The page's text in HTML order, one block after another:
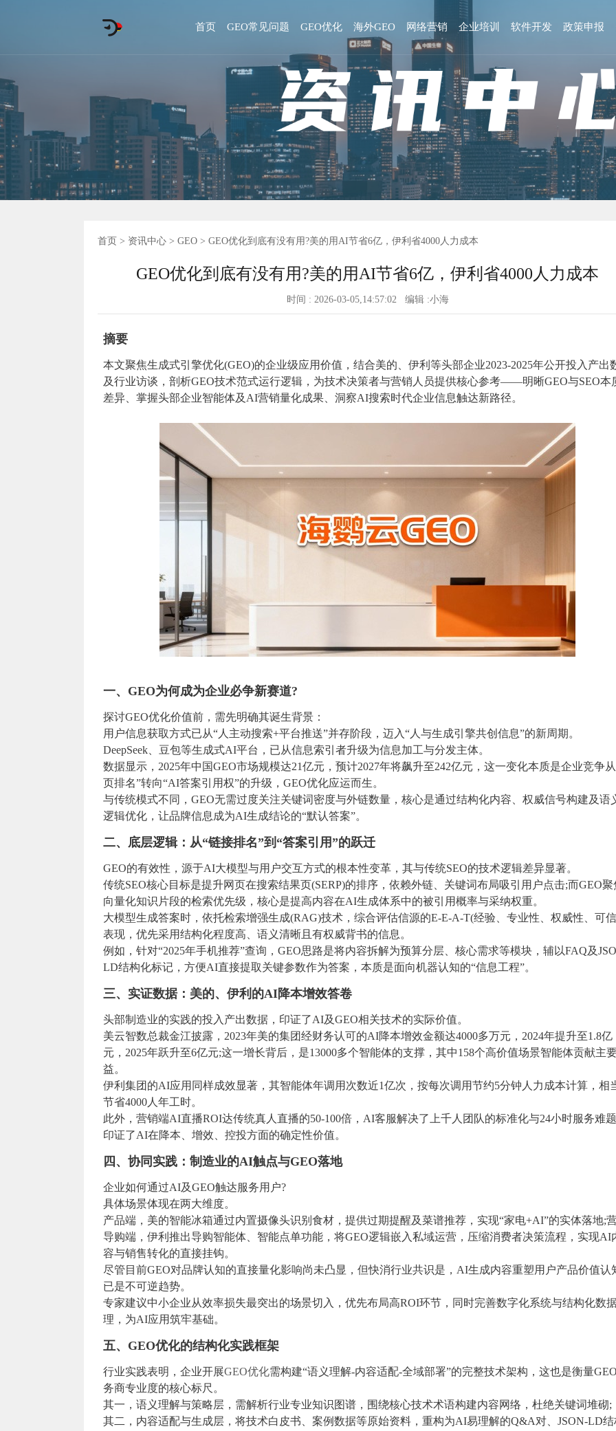
首页 GEO常见问题 GEO优化 海外GEO 网络营销 企业培训 软件开发 政策申报
首页 > 资讯中心 > GEO > GEO优化到底有没有用?美的用AI节省6亿，伊利省4000人力成本
GEO优化到底有没有用?美的用AI节省6亿，伊利省4000人力成本
时间 : 2026-03-05,14:57:02 编辑 :小海
摘要
本文聚焦生成式引擎优化(GEO)的企业级应用价值，结合美的、伊利等头部企业2023-2025年公开投入产出
及行业访谈，剖析GEO技术范式运行逻辑，为技术决策者与营销人员提供核心参考——明晰GEO与SEO本
差异、掌握头部企业智能体及AI营销量化成果、洞察AI搜索时代企业信息触达新路径。
一、GEO为何成为企业必争新赛道?
探讨GEO优化价值前，需先明确其诞生背景：
用户信息获取方式已从“人主动搜索+平台推送”并存阶段，迈入“人与生成引擎共创信息”的新周期。
DeepSeek、豆包等生成式AI平台，已从信息索引者升级为信息加工与分发主体。
数据显示，2025年中国GEO市场规模达21亿元，预计2027年将飙升至242亿元，这一变化本质是企业竞争从
页排名”转向“AI答案引用权”的升级，GEO优化应运而生。
与传统模式不同，GEO无需过度关注关键词密度与外链数量，核心是通过结构化内容、权威信号构建及语
逻辑优化，让品牌信息成为AI生成结论的“默认答案”。
二、底层逻辑：从“链接排名”到“答案引用”的跃迁
GEO的有效性，源于AI大模型与用户交互方式的根本性变革，其与传统SEO的技术逻辑差异显著。
传统SEO核心目标是提升网页在搜索结果页(SERP)的排序，依赖外链、关键词布局吸引用户点击;而GEO聚
向量化知识片段的检索优先级，核心是提高内容在AI生成体系中的被引用概率与采纳权重。
大模型生成答案时，依托检索增强生成(RAG)技术，综合评估信源的E-E-A-T(经验、专业性、权威性、可
表现，优先采用结构化程度高、语义清晰且有权威背书的信息。
例如，针对“2025年手机推荐”查询，GEO思路是将内容拆解为预算分层、核心需求等模块，辅以FAQ及
LD结构化标记，方便AI直接提取关键参数作为答案，本质是面向机器认知的“信息工程”。
三、实证数据：美的、伊利的AI降本增效答卷
头部制造业的实践的投入产出数据，印证了AI及GEO相关技术的实际价值。
美云智数总裁金江披露，2023年美的集团经财务认可的AI降本增效金额达4000多万元，2024年提升至1.8亿
元，2025年跃升至6亿元;这一增长背后，是13000多个智能体的支撑，其中158个高价值场景智能体贡献主
益。
伊利集团的AI应用同样成效显著，其智能体年调用次数近1亿次，按每次调用节约5分钟人力成本计算，相
节省4000人年工时。
此外，营销端AI直播ROI达传统真人直播的50-100倍，AI客服解决了上千人团队的标准化与24小时服务难题
印证了AI在降本、增效、控投方面的确定性价值。
四、协同实践：制造业的AI触点与GEO落地
企业如何通过AI及GEO触达服务用户?
具体场景体现在两大维度。
产品端，美的智能冰箱通过内置摄像头识别食材，提供过期提醒及菜谱推荐，实现“家电+AI”的实体落地;
导购端，伊利推出导购智能体、智能点单功能，将GEO逻辑嵌入私域运营，压缩消费者决策流程，实现AI
容与销售转化的直接挂钩。
尽管目前GEO对品牌认知的直接量化影响尚未凸显，但快消行业共识是，AI生成内容重塑用户产品价值认
已是不可逆趋势。
专家建议中小企业从效率损失最突出的场景切入，优先布局高ROI环节，同时完善数字化系统与结构化数
理，为AI应用筑牢基础。
五、GEO优化的结构化实践框架
行业实践表明，企业开展GEO优化需构建“语义理解-内容适配-全域部署”的完整技术架构，这也是衡量
务商专业度的核心标尺。
其一，语义理解与策略层，需解析行业专业知识图谱，围绕核心技术术语构建内容网络，杜绝关键词堆砌;
其二，内容适配与生成层，将技术白皮书、案例数据等原始资料，重构为AI易理解的Q&A对、JSON-LD结